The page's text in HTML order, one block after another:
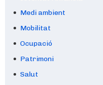
Medi ambient
Mobilitat
Ocupació
Patrimoni
Salut